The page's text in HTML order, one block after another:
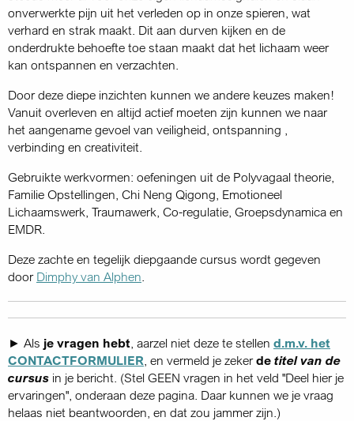
onverwerkte pijn uit het verleden op in onze spieren, wat
verhard en strak maakt. Dit aan durven kijken en de
onderdrukte behoefte toe staan maakt dat het lichaam weer
kan ontspannen en verzachten.
Door deze diepe inzichten kunnen we andere keuzes maken!
Vanuit overleven en altijd actief moeten zijn kunnen we naar
het aangename gevoel van veiligheid, ontspanning ,
verbinding en creativiteit.
Gebruikte werkvormen: oefeningen uit de Polyvagaal theorie,
Familie Opstellingen, Chi Neng Qigong, Emotioneel
Lichaamswerk, Traumawerk, Co-regulatie, Groepsdynamica en
EMDR.
Deze zachte en tegelijk diepgaande cursus wordt gegeven
door Dimphy van Alphen
► Als je vragen hebt , aarzel niet deze te stellen d.m.v. het
CONTACTFORMULIER , en vermeld je zekerde titel van de
cursus in je bericht. (Stel GEEN vragen in het veld "Deel hier je
ervaringen", onderaan deze pagina. Daar kunnen we je vraag
helaas niet beantwoorden, en dat zou jammer zijn.)